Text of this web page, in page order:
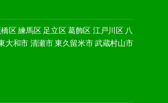
区 練馬区 足立区 葛飾区 江戸川区 八
大和市 清瀬市 東久留米市 武蔵村山市